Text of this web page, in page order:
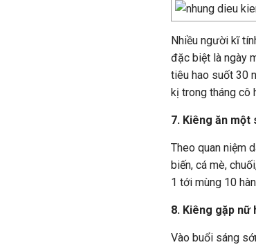
Nhiều người kĩ
đặc biệt là ngày
tiêu hao suốt 30
kị trong tháng cô
7. Kiêng ăn một
Theo quan niệm
biến, cá mè,
1 tới mùng 10
8. Kiêng gặp nữ
Vào buổi sáng